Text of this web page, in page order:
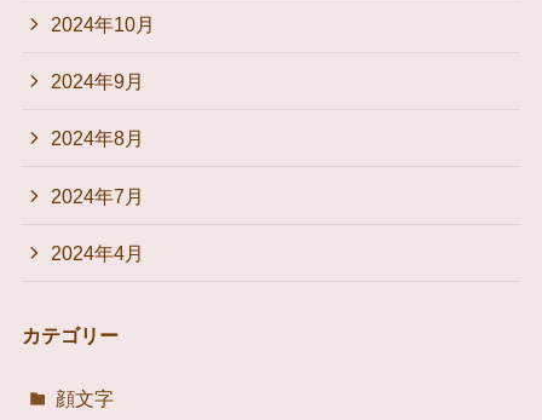
2024年10月
2024年9月
2024年8月
2024年7月
2024年4月
カテゴリー
顔文字